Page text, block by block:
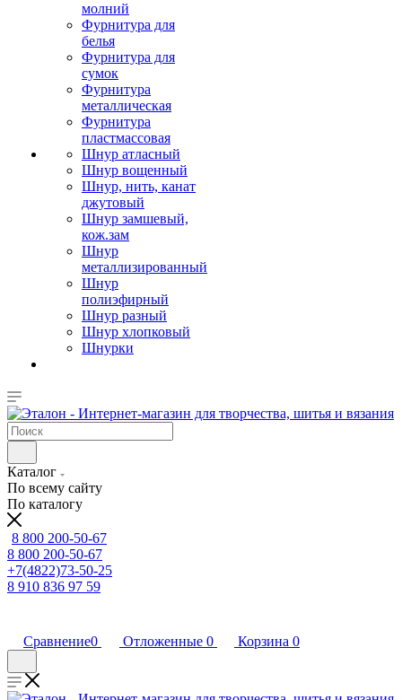
молний
Фурнитура для
белья
Фурнитура для
сумок
Фурнитура
металлическая
Фурнитура
пластмассовая
Шнур атласный
Шнур вощенный
Шнур, нить, канат
джутовый
Шнур замшевый,
кож.зам
Шнур
металлизированный
Шнур
полиэфирный
Шнур разный
Шнур хлопковый
Шнурки
Каталог
По всему сайту
По каталогу
8 800 200-50-67
8 800 200-50-67
+7(4822)73-50-25
8 910 836 97 59
Сравнение0 Отложенные 0 Корзина 0